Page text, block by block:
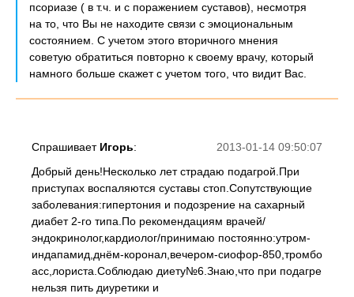
псориазе ( в т.ч. и с поражением суставов), несмотря
на то, что Вы не находите связи с эмоциональным
состоянием. С учетом этого вторичного мнения
советую обратиться повторно к своему врачу, который
намного больше скажет с учетом того, что видит Вас.
2013-01-14 09:50:07
Спрашивает Игорь:
Добрый день!Несколько лет страдаю подагрой.При
приступах воспаляются суставы стоп.Сопутствующие
заболевания:гипертония и подозрение на сахарный
диабет 2-го типа.По рекомендациям врачей/
эндокринолог,кардиолог/принимаю постоянно:утром-
индапамид,днём-коронал,вечером-сиофор-850,тромбо
асс,лориста.Соблюдаю диету№6.Знаю,что при подагре
нельзя пить диуретики и